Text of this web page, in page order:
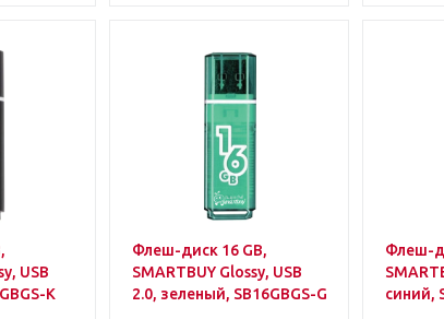
USB
K
Флеш-диск 16 GB,
SMARTBUY Glossy, USB
2.0, зеленый, SB16GBGS-G
Флеш-
синий,